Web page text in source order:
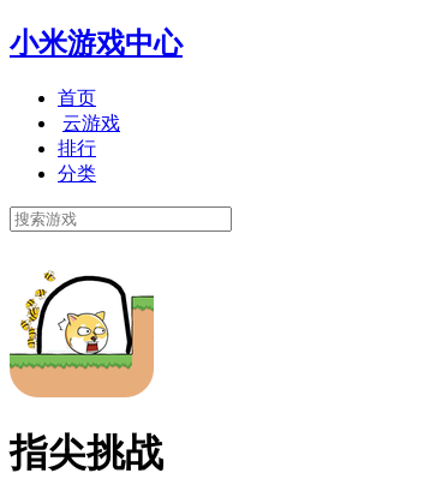
小米游戏中心
首页
云游戏
排行
分类
指尖挑战